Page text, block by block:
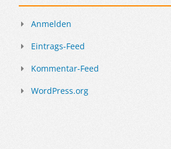
Anmelden
Eintrags-Feed
Kommentar-Feed
WordPress.org